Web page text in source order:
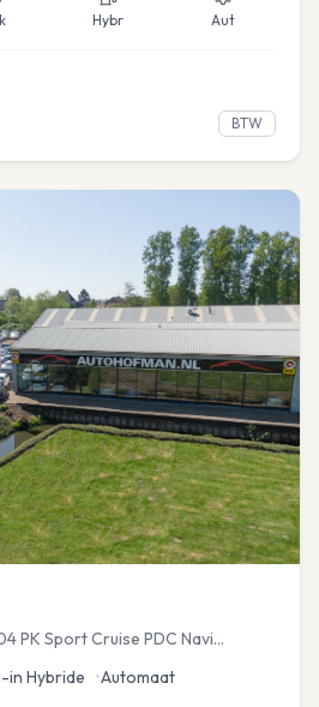
Hybr Aut
BTW
PK Sport Cruise PDC Navi
in Hybride •Automaat